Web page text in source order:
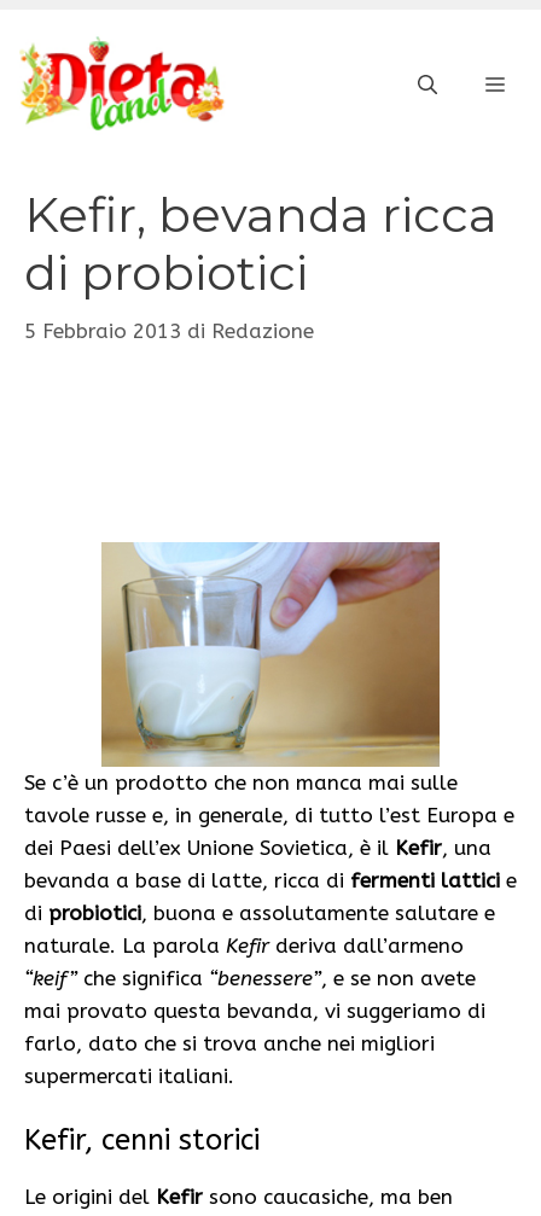
contenuto
Kefir, bevanda ricca
di probiotici
5 Febbraio 2013 di Redazione
Se c’è un prodotto che non manca mai sulle
tavole russe e, in generale, di tutto l’est Europa e
dei Paesi dell’ex Unione Sovietica, è il Kefir, una
bevanda a base di latte, ricca di fermenti lattici e
di probiotici, buona e assolutamente salutare e
naturale. La parola Kefirderiva dall’armeno
“keif”che significa “benessere”, e se non avete
mai provato questa bevanda, vi suggeriamo di
farlo, dato che si trova anche nei migliori
supermercati italiani.
Kefir, cenni storici
Le origini del Kefir sono caucasiche, ma ben